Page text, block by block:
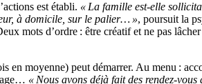
est établi. « La famille est-elle
à domicile, sur le palier… », poursuit la
mots d’ordre : être créatif et ne pas lâcher
en moyenne) peut démarrer. Au menu :
« Nous avons déjà fait des rendez-